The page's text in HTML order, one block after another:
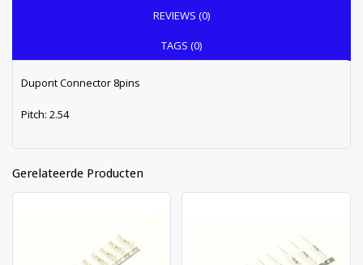
REVIEWS (0)
TAGS (0)
Dupont Connector 8pins
Pitch: 2.54
Gerelateerde Producten